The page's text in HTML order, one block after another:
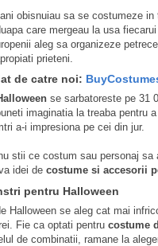
obisnuiau sa se costumeze in
care mergeau la usa
aleg sa organizeze
prieteni.
de catre noi:
se sarbatoreste pe 31
imaginatia la treaba pentru
a-i impresiona pe cei din jur.
stii ce costum sau personaj sa
idei de costume si accesorii
pentru Halloween
Halloween se aleg cat mai
Fie ca optati pentru costume
de combinatii, ramane la